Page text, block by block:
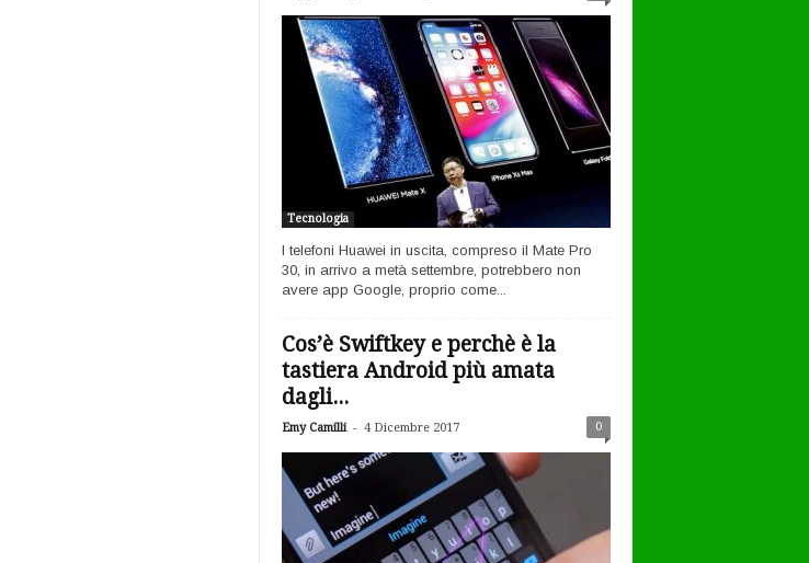
Tecnologia
I telefoni Huawei in uscita, compreso il Mate Pro
30, in arrivo a metà settembre, potrebbero non
avere app Google, proprio come...
Cos’è Swiftkey e perchè è la
tastiera Android più amata
dagli...
Emy Camilli - 4 Dicembre 2017 0